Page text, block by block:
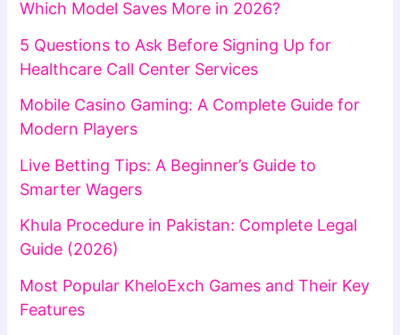
Which Model Saves More in 2026?
5 Questions to Ask Before Signing Up for
Healthcare Call Center Services
Mobile Casino Gaming: A Complete Guide for
Modern Players
Live Betting Tips: A Beginner’s Guide to
Smarter Wagers
Khula Procedure in Pakistan: Complete Legal
Guide (2026)
Most Popular KheloExch Games and Their Key
Features